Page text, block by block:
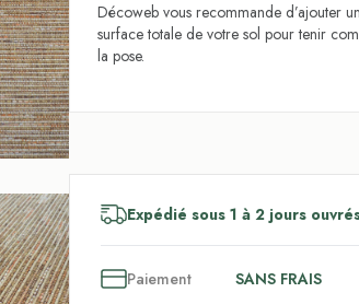
Décoweb vous recommande d’ajouter
surface totale de votre sol pour tenir
la pose.
Expédié sous 1 à 2 jours
Paiement SANS FRAIS